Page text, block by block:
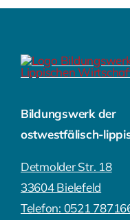
Bildungswerk der
ostwestfälisch-
Detmolder Str. 18
33604 Bielefeld
Telefon: 0521